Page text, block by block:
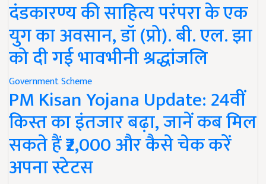
दंडकारण्य की साहित्य परंपरा के एक
युग का अवसान, डॉ (प्रो). बी. एल. झा
को दी गई भावभीनी श्रद्धांजलि
Government Scheme
PM Kisan Yojana Update: 24वीं
किस्त का इंतजार बढ़ा, जानें कब मिल
सकते हैं ₹2,000 और कैसे चेक करें
अपना स्टेटस